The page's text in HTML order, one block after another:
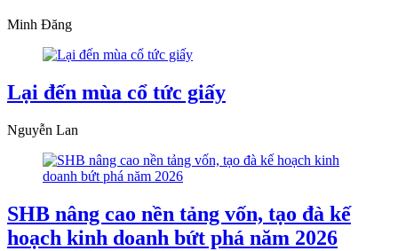
Minh Đăng
Lại đến mùa cổ tức giấy
Nguyễn Lan
SHB nâng cao nền tảng vốn, tạo đà kế
hoạch kinh doanh bứt phá năm 2026